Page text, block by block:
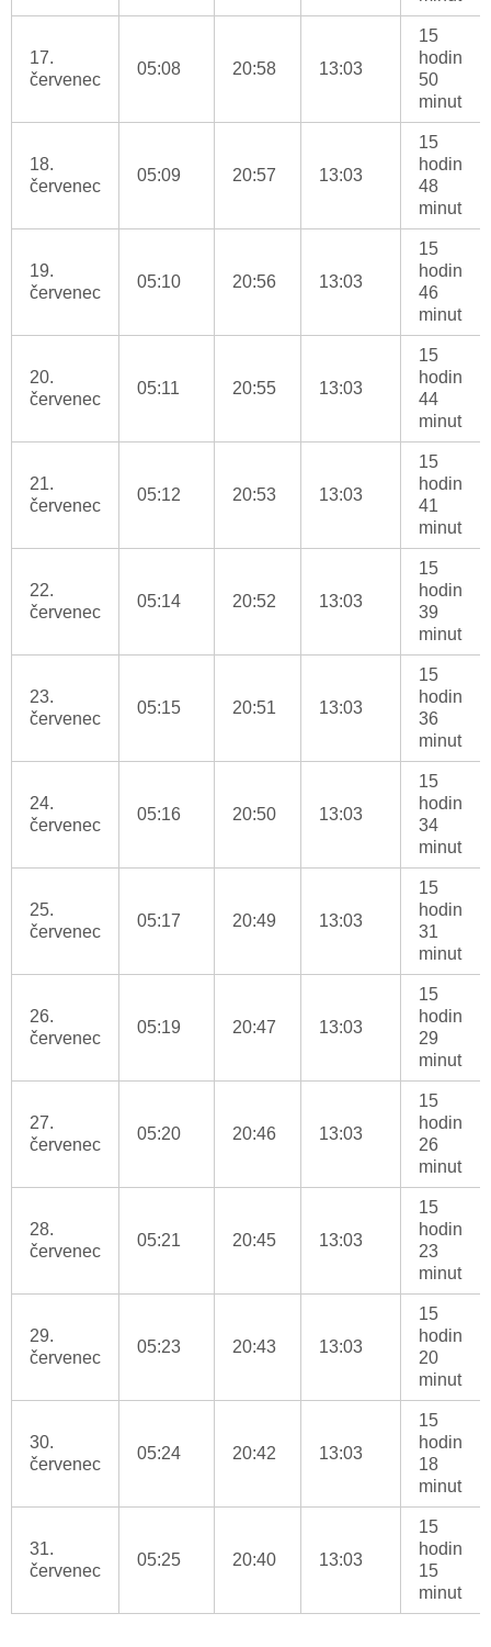
17.
červenec
05:08 20:58 13:03
15
hodin
50
minut
18.
červenec
05:09 20:57 13:03
15
hodin
48
minut
19.
červenec
05:10 20:56 13:03
15
hodin
46
minut
20.
červenec
05:11 20:55 13:03
15
hodin
44
minut
21.
červenec
05:12 20:53 13:03
15
hodin
41
minut
22.
červenec
05:14 20:52 13:03
15
hodin
39
minut
23.
červenec
05:15 20:51 13:03
15
hodin
36
minut
24.
červenec
05:16 20:50 13:03
15
hodin
34
minut
25.
červenec
05:17 20:49 13:03
15
hodin
31
minut
26.
červenec
05:19 20:47 13:03
15
hodin
29
minut
27.
červenec
05:20 20:46 13:03
15
hodin
26
minut
28.
červenec
05:21 20:45 13:03
15
hodin
23
minut
29.
červenec
05:23 20:43 13:03
15
hodin
20
minut
30.
červenec
05:24 20:42 13:03
15
hodin
18
minut
31.
červenec
05:25 20:40 13:03
15
hodin
15
minut